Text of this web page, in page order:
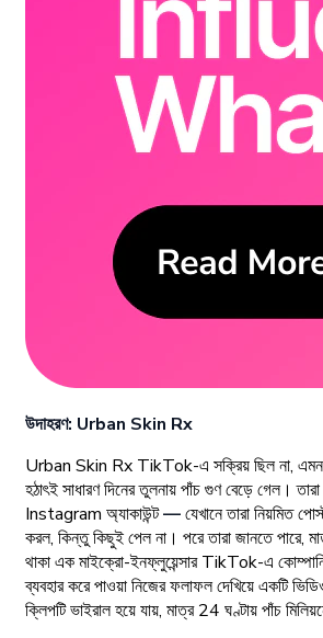
উদাহরণ: Urban Skin Rx
Urban Skin Rx TikTok-এ সক্রিয় ছিল না, এমন
হঠাৎই সাধারণ দিনের তুলনায় পাঁচ গুণ বেড়ে গেল।
Instagram অ্যাকাউন্ট—যেখানে তারা নিয়মিত
করল, কিন্তু কিছুই পেল না। পরে তারা জানতে
থাকা এক মাইক্রো-ইনফ্লুয়েন্সার TikTok-এ
ব্যবহার করে পাওয়া নিজের ফলাফল দেখিয়ে একটি
ক্লিপটি ভাইরাল হয়ে যায়, মাত্র 24 ঘণ্টায় পাঁচ